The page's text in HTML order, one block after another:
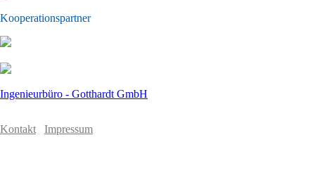
Kooperationspartner
Ingenieurbüro - Gotthardt GmbH
Kontakt Impressum